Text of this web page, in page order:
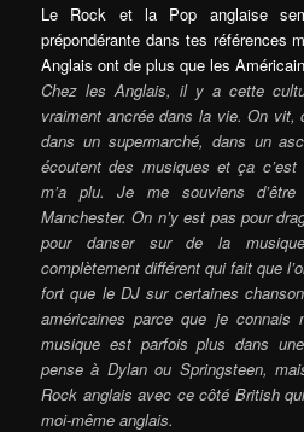
Le Rock et la Pop anglaise
prépondérante dans tes références
Anglais ont de plus que les
Chez les Anglais, il y a cette
vraiment ancrée dans la vie. On vit,
dans un supermarché, dans un
écoutent des musiques et ça
m’a plu. Je me souviens
Manchester. On n’y est pas pour
pour danser sur de la
complètement différent qui fait que
fort que le DJ sur certaines
américaines parce que je
musique est parfois plus dans
pense à Dylan ou Springsteen,
Rock anglais avec ce côté British
moi-même anglais.